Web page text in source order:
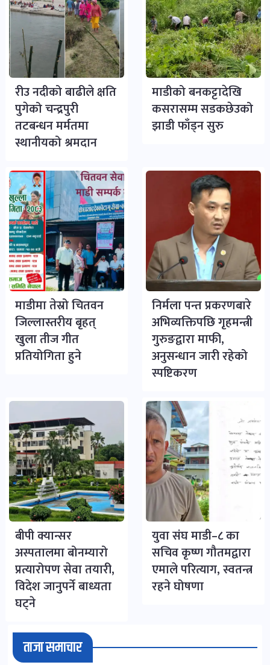
रीउ नदीको बाढीले क्षति
पुगेको चन्द्रपुरी
तटबन्धन मर्मतमा
स्थानीयको श्रमदान
माडीको बनकट्टादेखि
कसरासम्म सडकछेउको
झाडी फाँड्न सुरु
माडीमा तेस्रो चितवन
जिल्लास्तरीय बृहत्
खुला तीज गीत
प्रतियोगिता हुने
निर्मला पन्त प्रकरणबारे
अभिव्यक्तिपछि गृहमन्त्री
गुरुङद्वारा माफी,
अनुसन्धान जारी रहेको
स्पष्टिकरण
बीपी क्यान्सर
अस्पतालमा बोनम्यारो
प्रत्यारोपण सेवा तयारी,
विदेश जानुपर्ने बाध्यता
घट्ने
युवा संघ माडी–८ का
सचिव कृष्ण गौतमद्वारा
एमाले परित्याग, स्वतन्त्र
रहने घोषणा
ताजा समाचार